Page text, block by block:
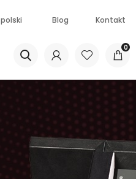
polski Blog Kontakt
0